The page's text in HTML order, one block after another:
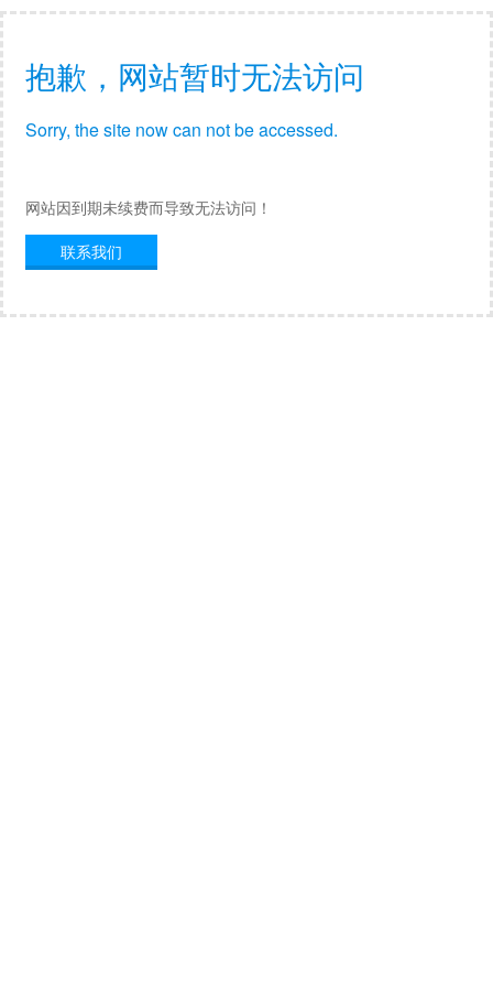
抱歉，网站暂时无法访问
Sorry, the site now can not be accessed.
网站因到期未续费而导致无法访问！
联系我们